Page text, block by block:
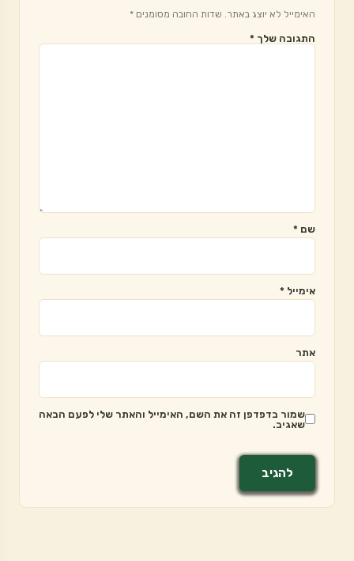
האימייל לא יוצג באתר. שדות החובה מסומנים *
התגובה שלך *
שם *
אימייל *
אתר
שמור בדפדפן זה את השם, האימייל והאתר שלי לפעם הבאה
שאגיב.